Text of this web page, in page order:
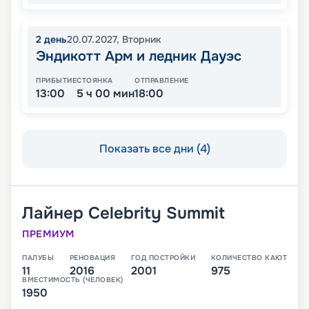
2 день20.07.2027, Вторник
Эндикотт Арм и ледник Дауэс
ПРИБЫТИЕ
13:00
СТОЯНКА
5 ч 00 мин
ОТПРАВЛЕНИЕ
18:00
Показать все дни (4)
Лайнер Celebrity Summit
ПРЕМИУМ
ПАЛУБЫ
11
РЕНОВАЦИЯ
2016
ГОД ПОСТРОЙКИ
2001
КОЛИЧЕСТВО КАЮТ
975
ВМЕСТИМОСТЬ (ЧЕЛОВЕК)
1950